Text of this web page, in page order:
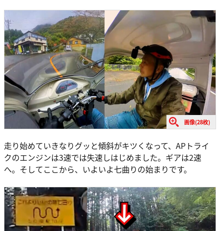
画像(28枚)
走り始めていきなりグッと傾斜がキツくなって、APトライ
クのエンジンは3速では失速しはじめました。ギアは2速
へ。そしてここから、いよいよ七曲りの始まりです。